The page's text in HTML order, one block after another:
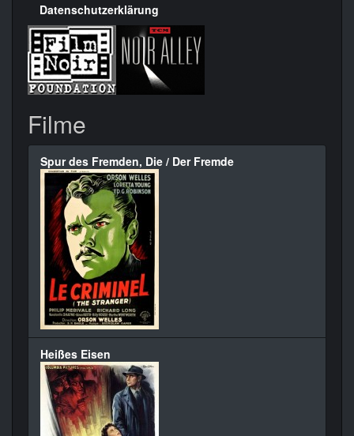
Datenschutzerklärung
Filme
Spur des Fremden, Die / Der Fremde
Heißes Eisen